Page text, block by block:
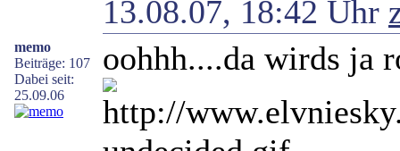
memo
Beiträge: 107
Dabei seit:
25.09.06
13.08.07, 18:42 Uhr
oohhh....da wirds ja